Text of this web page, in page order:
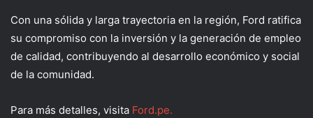
Con una sólida y larga trayectoria en la región, Ford ratifica
su compromiso con la inversión y la generación de empleo
de calidad, contribuyendo al desarrollo económico y social
de la comunidad.
Para más detalles, visita Ford.pe.